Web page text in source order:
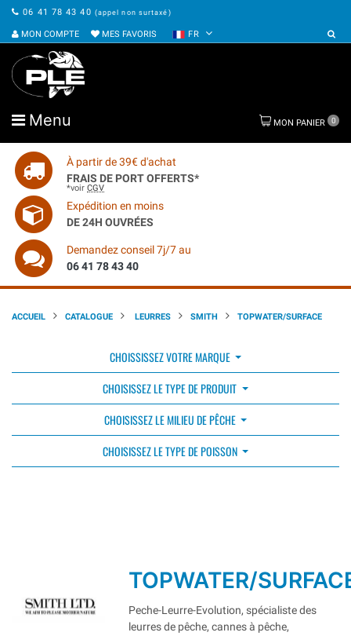
06 41 78 43 40 (appel non surtaxé)
MON COMPTE MES FAVORIS FR
Menu MON PANIER 0
À partir de 39€ d'achat
FRAIS DE PORT OFFERTS*
*voir CGV
Expédition en moins
DE 24H OUVRÉES
Demandez conseil 7j/7 au
06 41 78 43 40
ACCUEIL CATALOGUE LEURRES SMITH TOPWATER/SURFACE
CHOISSISSEZ VOTRE MARQUE
CHOISISSEZ LE TYPE DE PRODUIT
CHOISISSEZ LE MILIEU DE PÊCHE
CHOISISSEZ LE TYPE DE POISSON
TOPWATER/
Peche-Leurre-Evolution, spécialiste des
leurres de pêche, cannes à pêche,